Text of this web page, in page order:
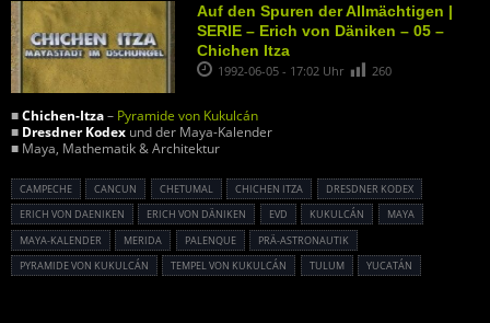
Auf den Spuren der Allmächtigen |
SERIE – Erich von Däniken – 05 –
Chichen Itza
1992-06-05 - 17:02 Uhr 260
■Chichen-Itza– Pyramide von Kukulcán
■ Dresdner Kodex und der Maya-Kalender
■ Maya, Mathematik & Architektur
CAMPECHE CANCUN CHETUMAL CHICHEN ITZA
DRESDNER KODEX
ERICH VON DAENIKEN
ERICH VON DÄNIKEN EVD KUKULCÁN
MAYA
MAYA-KALENDER
MERIDA PALENQUE
PRÄ-ASTRONAUTIK
PYRAMIDE VON KUKULCÁN
TEMPEL VON KUKULCÁN TULUM YUCATÁN